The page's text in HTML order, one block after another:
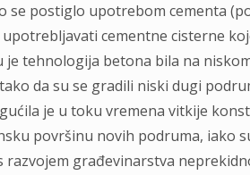
se postiglo upotrebom cementa
cementne cisterne
tehnologija betona bila na
da su se gradili niski dugi
je u toku vremena vitkije
površinu novih podruma, iako
građevinarstva